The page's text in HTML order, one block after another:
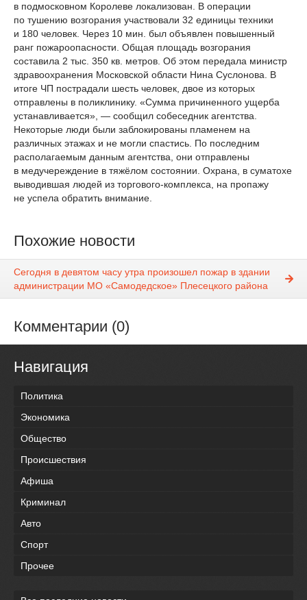
в подмосковном Королеве локализован. В операции
по тушению возгорания участвовали 32 единицы техники
и 180 человек. Через 10 мин. был объявлен повышенный
ранг пожароопасности. Общая площадь возгорания
составила 2 тыс. 350 кв. метров. Об этом передала министр
здравоохранения Московской области Нина Суслонова. В
итоге ЧП пострадали шесть человек, двое из которых
отправлены в поликлинику. «Сумма причиненного ущерба
устанавливается», — сообщил собеседник агентства.
Некоторые люди были заблокированы пламенем на
различных этажах и не могли спастись. По последним
располагаемым данным агентства, они отправлены
в медучереждение в тяжёлом состоянии. Охрана, в суматохе
выводившая людей из торгового-комплекса, на пропажу
не успела обратить внимание.
Похожие новости
Сегодня в девятом часу утра произошел пожар в здании
администрации МО «Самодедское» Плесецкого района
Комментарии (0)
Навигация
Политика
Экономика
Общество
Происшествия
Афиша
Криминал
Авто
Спорт
Прочее